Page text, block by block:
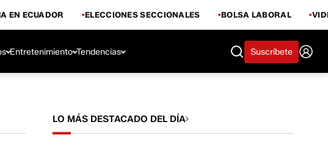
EN ECUADOR ELECCIONES SECCIONALES BOLSA LABORAL
Entretenimiento Tendencias Suscríbete
LO MÁS DESTACADO DEL DÍA